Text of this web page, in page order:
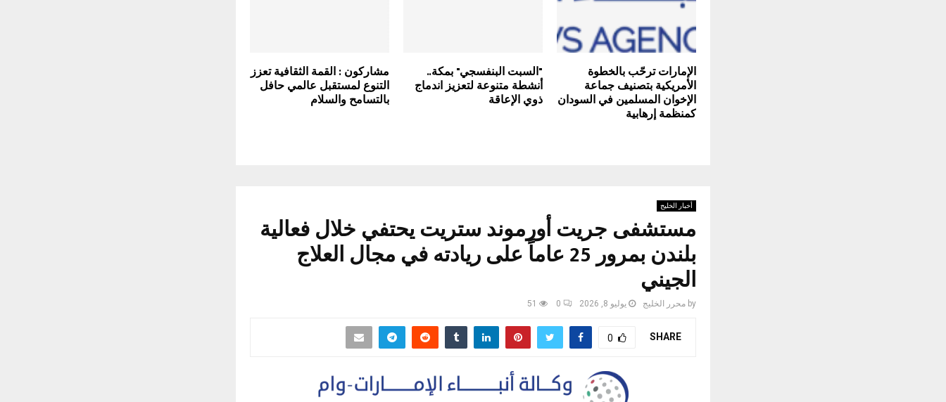
الإمارات ترحّب بالخطوة
الأمريكية بتصنيف جماعة
الإخوان المسلمين في السودان
كمنظمة إرهابية
"السبت البنفسجي" بمكة..
أنشطة متنوعة لتعزيز اندماج
ذوي الإعاقة
مشاركون : القمة الثقافية تعزز
التنوع لمستقبل عالمي حافل
بالتسامح والسلام
أخبار الخليج
مستشفى جريت أورموند ستريت يحتفي خلال فعالية
بلندن بمرور 25 عاماً على ريادته في مجال العلاج
الجيني
by محرر الخليج يوليو 8, 2026 0
51
SHARE
0